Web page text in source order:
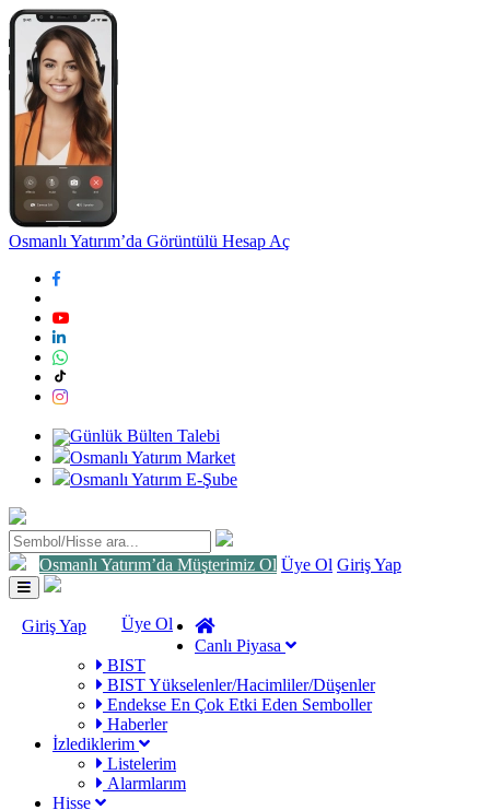
Osmanlı Yatırım’da Görüntülü Hesap Aç
Günlük Bülten Talebi
Osmanlı Yatırım Market
Osmanlı Yatırım E-Şube
Osmanlı Yatırım’da Müşterimiz Ol Üye Ol Giriş Yap
Toggle
navigation
Giriş Yap
Üye Ol
Canlı Piyasa
BIST
BIST Yükselenler/Hacimliler/Düşenler
Endekse En Çok Etki Eden Semboller
Haberler
İzlediklerim
Listelerim
Alarmlarım
Hisse